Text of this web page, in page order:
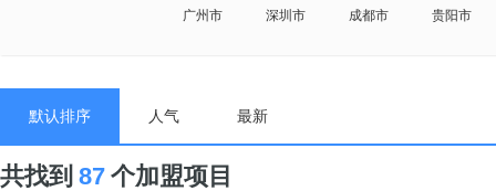
广州市
深圳市 成都市 贵阳市
默认排序 人气 最新
共找到 87 个加盟项目